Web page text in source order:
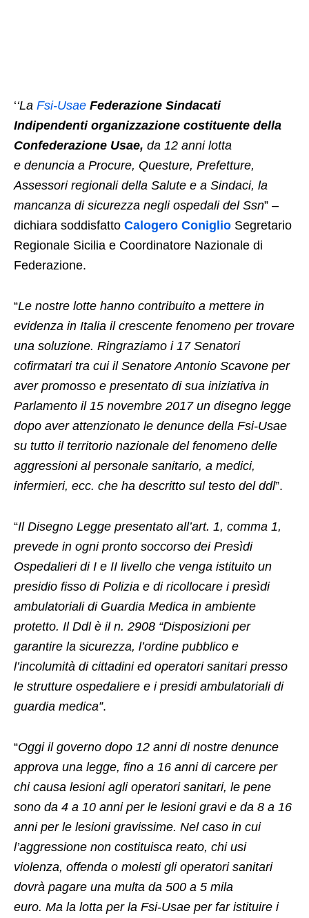
‘‘La Fsi-Usae Federazione Sindacati
Indipendenti organizzazione costituente della
Confederazione Usae, da 12 anni lotta
e denuncia a Procure, Questure, Prefetture,
Assessori regionali della Salute e a Sindaci, la
mancanza di sicurezza negli ospedali del Ssn” –
dichiara soddisfatto Calogero Coniglio Segretario
Regionale Sicilia e Coordinatore Nazionale di
Federazione.
“Le nostre lotte hanno contribuito a mettere in
evidenza in Italia il crescente fenomeno per trovare
una soluzione. Ringraziamo i 17 Senatori
cofirmatari tra cui il Senatore Antonio Scavone per
aver promosso e presentato di sua iniziativa in
Parlamento il 15 novembre 2017 un disegno legge
dopo aver attenzionato le denunce della Fsi-Usae
su tutto il territorio nazionale del fenomeno delle
aggressioni al personale sanitario, a medici,
infermieri, ecc. che ha descritto sul testo del ddl”.
“Il Disegno Legge presentato all’art. 1, comma 1,
prevede in ogni pronto soccorso dei Presìdi
Ospedalieri di I e II livello che venga istituito un
presidio fisso di Polizia e di ricollocare i presìdi
ambulatoriali di Guardia Medica in ambiente
protetto. Il Ddl è il n. 2908 “Disposizioni per
garantire la sicurezza, l’ordine pubblico e
l’incolumità di cittadini ed operatori sanitari presso
le strutture ospedaliere e i presidi ambulatoriali di
guardia medica”.
“Oggi il governo dopo 12 anni di nostre denunce
approva una legge, fino a 16 anni di carcere per
chi causa lesioni agli operatori sanitari, le pene
sono da 4 a 10 anni per le lesioni gravi e da 8 a 16
anni per le lesioni gravissime. Nel caso in cui
l’aggressione non costituisca reato, chi usi
violenza, offenda o molesti gli operatori sanitari
dovrà pagare una multa da 500 a 5 mila
euro. Ma la lotta per la Fsi-Usae per far istituire i